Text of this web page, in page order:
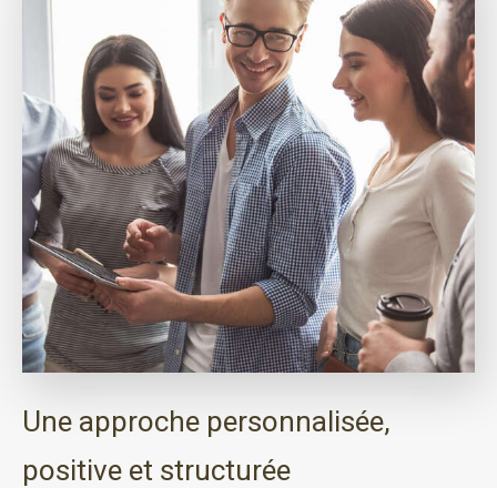
Une approche personnalisée,
positive et structurée